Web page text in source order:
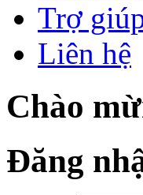
Trợ
Liên hệ
Chào
Đăng